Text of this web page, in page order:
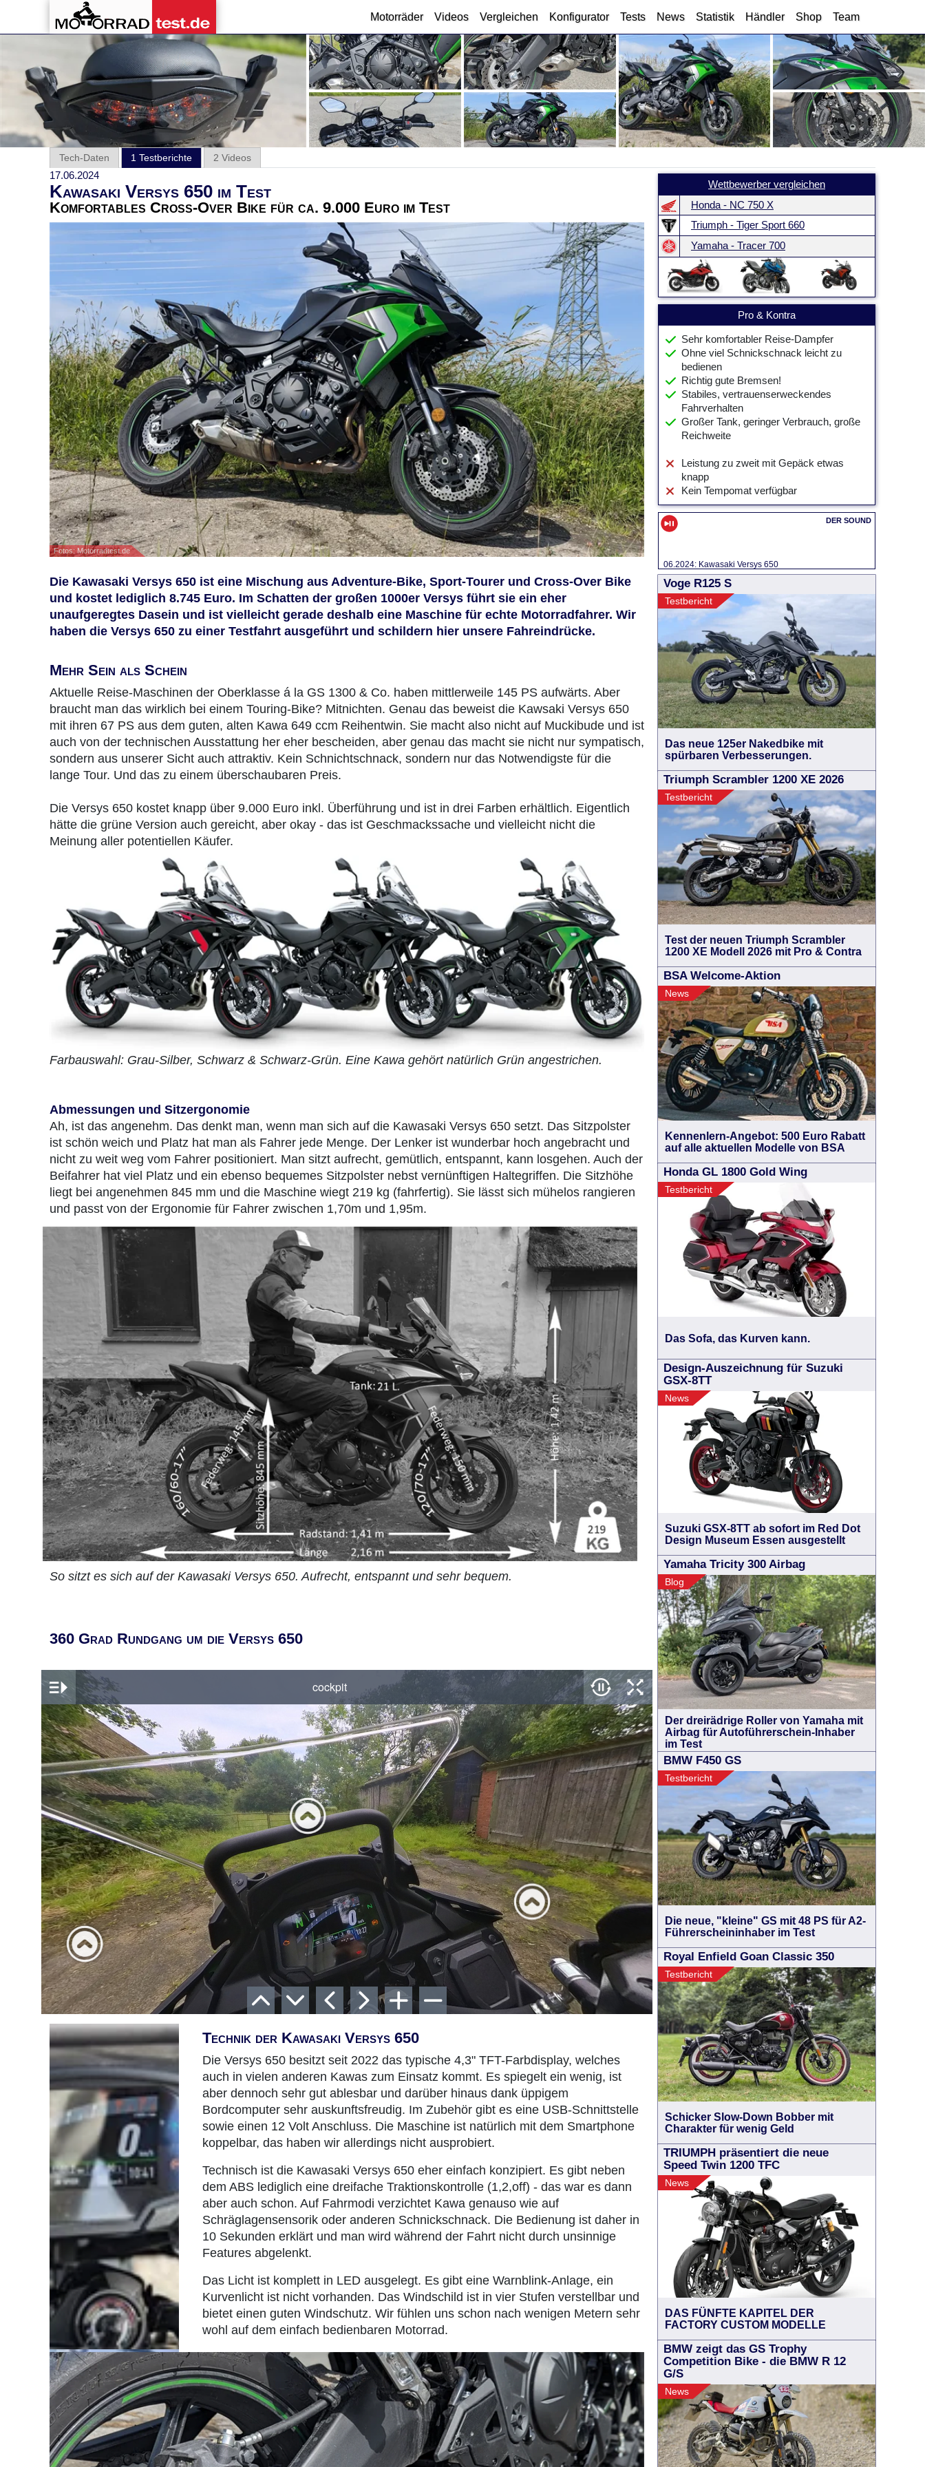
Motorräder Videos Vergleichen Konfigurator Tests News Statistik Händler Shop Team
Tech-Daten 1 Testberichte 2 Videos
17.06.2024
Kawasaki Versys 650 im Test
Komfortables Cross-Over Bike für ca. 9.000 Euro im Test
Fotos: Motorradtest.de
Die Kawasaki Versys 650 ist eine Mischung aus Adventure-Bike, Sport-Tourer und Cross-Over Bike
und kostet lediglich 8.745 Euro. Im Schatten der großen 1000er Versys führt sie ein eher
unaufgeregtes Dasein und ist vielleicht gerade deshalb eine Maschine für echte Motorradfahrer. Wir
haben die Versys 650 zu einer Testfahrt ausgeführt und schildern hier unsere Fahreindrücke.
Mehr Sein als Schein
Aktuelle Reise-Maschinen der Oberklasse á la GS 1300 & Co. haben mittlerweile 145 PS aufwärts. Aber
braucht man das wirklich bei einem Touring-Bike? Mitnichten. Genau das beweist die Kawsaki Versys 650
mit ihren 67 PS aus dem guten, alten Kawa 649 ccm Reihentwin. Sie macht also nicht auf Muckibude und ist
auch von der technischen Ausstattung her eher bescheiden, aber genau das macht sie nicht nur sympatisch,
sondern aus unserer Sicht auch attraktiv. Kein Schnichtschnack, sondern nur das Notwendigste für die
lange Tour. Und das zu einem überschaubaren Preis.
Die Versys 650 kostet knapp über 9.000 Euro inkl. Überführung und ist in drei Farben erhältlich. Eigentlich
hätte die grüne Version auch gereicht, aber okay - das ist Geschmackssache und vielleicht nicht die
Meinung aller potentiellen Käufer.
Farbauswahl: Grau-Silber, Schwarz & Schwarz-Grün. Eine Kawa gehört natürlich Grün angestrichen.
Abmessungen und Sitzergonomie
Ah, ist das angenehm. Das denkt man, wenn man sich auf die Kawasaki Versys 650 setzt. Das Sitzpolster
ist schön weich und Platz hat man als Fahrer jede Menge. Der Lenker ist wunderbar hoch angebracht und
nicht zu weit weg vom Fahrer positioniert. Man sitzt aufrecht, gemütlich, entspannt, kann losgehen. Auch der
Beifahrer hat viel Platz und ein ebenso bequemes Sitzpolster nebst vernünftigen Haltegriffen. Die Sitzhöhe
liegt bei angenehmen 845 mm und die Maschine wiegt 219 kg (fahrfertig). Sie lässt sich mühelos rangieren
und passt von der Ergonomie für Fahrer zwischen 1,70m und 1,95m.
So sitzt es sich auf der Kawasaki Versys 650. Aufrecht, entspannt und sehr bequem.
360 Grad Rundgang um die Versys 650
Technik der Kawasaki Versys 650
Die Versys 650 besitzt seit 2022 das typische 4,3" TFT-Farbdisplay, welches
auch in vielen anderen Kawas zum Einsatz kommt. Es spiegelt ein wenig, ist
aber dennoch sehr gut ablesbar und darüber hinaus dank üppigem
Bordcomputer sehr auskunftsfreudig. Im Zubehör gibt es eine USB-Schnittstelle
sowie einen 12 Volt Anschluss. Die Maschine ist natürlich mit dem Smartphone
koppelbar, das haben wir allerdings nicht ausprobiert.
Technisch ist die Kawasaki Versys 650 eher einfach konzipiert. Es gibt neben
dem ABS lediglich eine dreifache Traktionskontrolle (1,2,off) - das war es dann
aber auch schon. Auf Fahrmodi verzichtet Kawa genauso wie auf
Schräglagensensorik oder anderen Schnickschnack. Die Bedienung ist daher in
10 Sekunden erklärt und man wird während der Fahrt nicht durch unsinnige
Features abgelenkt.
Das Licht ist komplett in LED ausgelegt. Es gibt eine Warnblink-Anlage, ein
Kurvenlicht ist nicht vorhanden. Das Windschild ist in vier Stufen verstellbar und
bietet einen guten Windschutz. Wir fühlen uns schon nach wenigen Metern sehr
wohl auf dem einfach bedienbaren Motorrad.
Wettbewerber vergleichen
Honda - NC 750 X
Triumph - Tiger Sport 660
Yamaha - Tracer 700
Pro & Kontra
Sehr komfortabler Reise-Dampfer
Ohne viel Schnickschnack leicht zu
bedienen
Richtig gute Bremsen!
Stabiles, vertrauenserweckendes
Fahrverhalten
Großer Tank, geringer Verbrauch, große
Reichweite
Leistung zu zweit mit Gepäck etwas
knapp
Kein Tempomat verfügbar
06.2024: Kawasaki Versys 650
Voge R125 S
Testbericht
Das neue 125er Nakedbike mit
spürbaren Verbesserungen.
Triumph Scrambler 1200 XE 2026
Testbericht
Test der neuen Triumph Scrambler
1200 XE Modell 2026 mit Pro & Contra
BSA Welcome-Aktion
News
Kennenlern-Angebot: 500 Euro Rabatt
auf alle aktuellen Modelle von BSA
Honda GL 1800 Gold Wing
Testbericht
Das Sofa, das Kurven kann.
Design-Auszeichnung für Suzuki
GSX-8TT
News
Suzuki GSX-8TT ab sofort im Red Dot
Design Museum Essen ausgestellt
Yamaha Tricity 300 Airbag
Blog
Der dreirädrige Roller von Yamaha mit
Airbag für Autoführerschein-Inhaber
im Test
BMW F450 GS
Testbericht
Die neue, "kleine" GS mit 48 PS für A2-
Führerscheininhaber im Test
Royal Enfield Goan Classic 350
Testbericht
Schicker Slow-Down Bobber mit
Charakter für wenig Geld
TRIUMPH präsentiert die neue
Speed Twin 1200 TFC
News
DAS FÜNFTE KAPITEL DER
FACTORY CUSTOM MODELLE
BMW zeigt das GS Trophy
Competition Bike - die BMW R 12
G/S
News